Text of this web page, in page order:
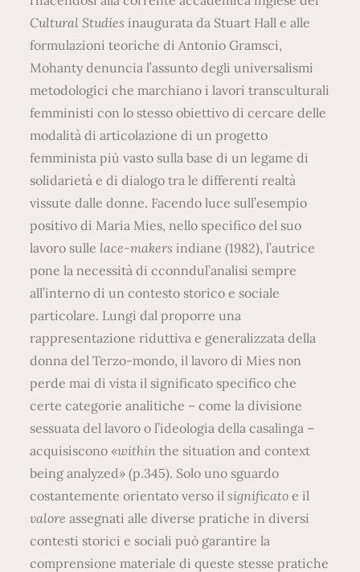
Cultural Studies inaugurata da Stuart Hall e alle
formulazioni teoriche di Antonio Gramsci,
Mohanty denuncia l’assunto degli universalismi
metodologici che marchiano i lavori transculturali
femministi con lo stesso obiettivo di cercare delle
modalità di articolazione di un progetto
femminista più vasto sulla base di un legame di
solidarietà e di dialogo tra le differenti realtà
vissute dalle donne. Facendo luce sull’esempio
positivo di Maria Mies, nello specifico del suo
lavoro sulle lace-makers indiane (1982), l’autrice
pone la necessità di cconndul’analisi sempre
all’interno di un contesto storico e sociale
particolare. Lungi dal proporre una
rappresentazione riduttiva e generalizzata della
donna del Terzo-mondo, il lavoro di Mies non
perde mai di vista il significato specifico che
certe categorie analitiche – come la divisione
sessuata del lavoro o l’ideologia della casalinga –
acquisiscono «withinthe situation and context
being analyzed» (p.345). Solo uno sguardo
costantemente orientato verso ilsignificato e il
valore assegnati alle diverse pratiche in diversi
contesti storici e sociali può garantire la
comprensione materiale di queste stesse pratiche